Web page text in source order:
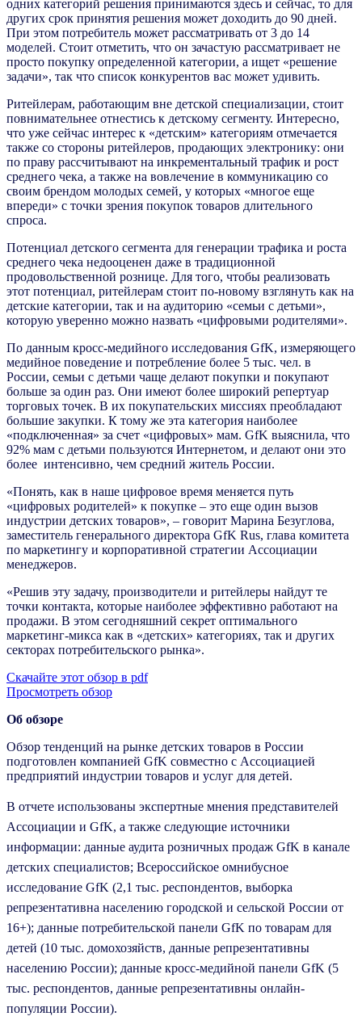
одних категорий решения принимаются здесь и сейчас, то для
других срок принятия решения может доходить до 90 дней.
При этом потребитель может рассматривать от 3 до 14
моделей. Стоит отметить, что он зачастую рассматривает не
просто покупку определенной категории, а ищет «решение
задачи», так что список конкурентов вас может удивить.
Ритейлерам, работающим вне детской специализации, стоит
повнимательнее отнестись к детскому сегменту. Интересно,
что уже сейчас интерес к «детским» категориям отмечается
также со стороны ритейлеров, продающих электронику: они
по праву рассчитывают на инкрементальный трафик и рост
среднего чека, а также на вовлечение в коммуникацию со
своим брендом молодых семей, у которых «многое еще
впереди» с точки зрения покупок товаров длительного
спроса.
Потенциал детского сегмента для генерации трафика и роста
среднего чека недооценен даже в традиционной
продовольственной рознице. Для того, чтобы реализовать
этот потенциал, ритейлерам стоит по-новому взглянуть как на
детские категории, так и на аудиторию «семьи с детьми»,
которую уверенно можно назвать «цифровыми родителями».
По данным кросс-медийного исследования GfK, измеряющего
медийное поведение и потребление более 5 тыс. чел. в
России, семьи с детьми чаще делают покупки и покупают
больше за один раз. Они имеют более широкий репертуар
торговых точек. В их покупательских миссиях преобладают
большие закупки. К тому же эта категория наиболее
«подключенная» за счет «цифровых» мам. GfK выяснила, что
92% мам с детьми пользуются Интернетом, и делают они это
более интенсивно, чем средний житель России.
«Понять, как в наше цифровое время меняется путь
«цифровых родителей» к покупке – это еще один вызов
индустрии детских товаров», – говорит Марина Безуглова,
заместитель генерального директора GfK Rus, глава комитета
по маркетингу и корпоративной стратегии Ассоциации
менеджеров.
«Решив эту задачу, производители и ритейлеры найдут те
точки контакта, которые наиболее эффективно работают на
продажи. В этом сегодняшний секрет оптимального
маркетинг-микса как в «детских» категориях, так и других
секторах потребительского рынка».
Скачайте этот обзор в pdf
Просмотреть обзор
Об обзоре
Обзор тенденций на рынке детских товаров в России
подготовлен компанией GfK совместно с Ассоциацией
предприятий индустрии товаров и услуг для детей.
В отчете использованы экспертные мнения представителей
Ассоциации и GfK, а также следующие источники
информации: данные аудита розничных продаж GfK в канале
детских специалистов; Всероссийское омнибусное
исследование GfK (2,1 тыс. респондентов, выборка
репрезентативна населению городской и сельской России от
16+); данные потребительской панели GfK по товарам для
детей (10 тыс. домохозяйств, данные репрезентативны
населению России); данные кросс-медийной панели GfK (5
тыс. респондентов, данные репрезентативны онлайн-
популяции России).